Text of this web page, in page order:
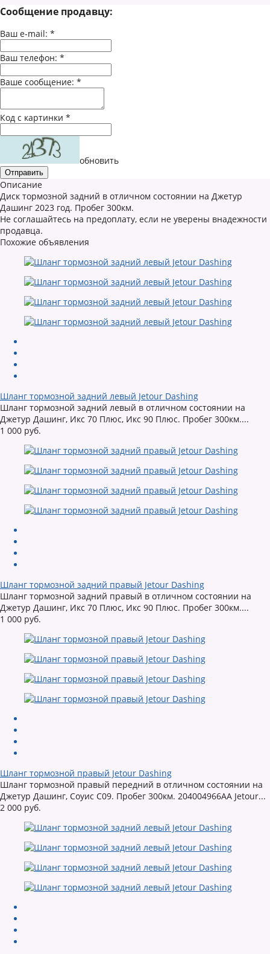
Сообщение продавцу:
Ваш e-mail: *
Ваш телефон: *
Ваше сообщение: *
Код с картинки *
обновить
Описание
Диск тормозной задний в отличном состоянии на Джетур
Дашинг 2023 год. Пробег 300км.
Не соглашайтесь на предоплату, если не уверены внадежности
продавца.
Похожие объявления
Шланг тормозной задний левый Jetour Dashing
Шланг тормозной задний левый в отличном состоянии на
Джетур Дашинг, Икс 70 Плюс, Икс 90 Плюс. Пробег 300км....
1 000 руб.
Шланг тормозной задний правый Jetour Dashing
Шланг тормозной задний правый в отличном состоянии на
Джетур Дашинг, Икс 70 Плюс, Икс 90 Плюс. Пробег 300км....
1 000 руб.
Шланг тормозной правый Jetour Dashing
Шланг тормозной правый передний в отличном состоянии на
Джетур Дашинг, Соуис С09. Пробег 300км. 204004966AA Jetour...
2 000 руб.